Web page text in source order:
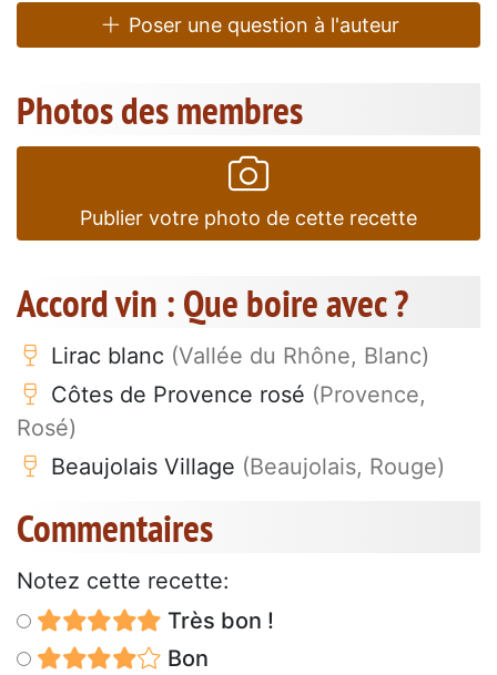
Poser une question à l'auteur
Photos des membres
Publier votre photo de cette recette
Accord vin : Que boire avec ?
Lirac blanc (Vallée du Rhône, Blanc)
Côtes de Provence rosé (Provence,
Rosé)
Beaujolais Village (Beaujolais, Rouge)
Commentaires
Notez cette recette:
Très bon !
Bon